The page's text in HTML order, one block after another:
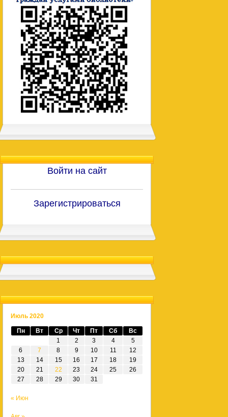
Войти на сайт
Зарегистрироваться
Июль 2020
Пн Вт Ср Чт Пт Сб
Вс
1
2 3 4
5
6
7 8 9 10 11
12
13
14 15 16 17 18
19
20
21 22 23 24 25
26
27
28 29 30 31
« Июн